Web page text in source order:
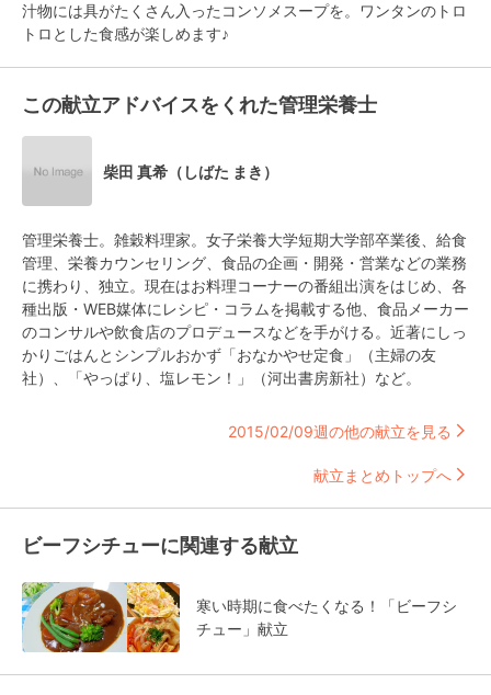
汁物には具がたくさん入ったコンソメスープを。ワンタンのトロ
この献立アドバイスをくれた管理栄養士
柴田 真希（しばた まき）
管理栄養士。雑穀料理家。女子栄養大学短期大学部卒業後、給食
管理、栄養カウンセリング、食品の企画・開発・営業などの業務
に携わり、独立。現在はお料理コーナーの番組出演をはじめ、各
種出版・WEB媒体にレシピ・コラムを掲載する他、食品メーカー
のコンサルや飲食店のプロデュースなどを手がける。近著にしっ
かりごはんとシンプルおかず「おなかやせ定食」（主婦の友
社）、「やっぱり、塩レモン！」（河出書房新社）など。
2015/02/09週の他の献立を見る
献立まとめトップへ
ビーフシチューに関連する献立
寒い時期に食べたくなる！「ビーフシ
チュー」献立